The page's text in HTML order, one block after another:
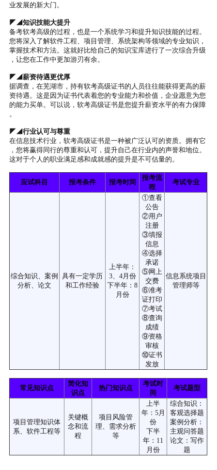
业发展的新大门。
◤◢知识技能大提升
备考软考高级的过程，也是一个系统学习和提升知识技能的过程。
您将深入了解软件工程、项目管理、系统架构等领域的专业知识，
掌握技术和方法。这就好比给自己的知识宝库进行了一次综合升级
，让您在工作中更加游刃有余。
◤◢薪资待遇更优厚
据调查，在芜湖市，持有软考高级证书的人员往往能获得更高的薪
资待遇。这是因为证书代表着您的专业能力和价值，企业愿意为您
的能力买单。可以说，软考高级证书是您提升薪资水平的有力保障
。
◤◢行业认可与尊重
在信息技术行业，软考高级证书是一种被广泛认可的资质。拥有它
，您将赢得同行的尊重和认可，提升自己在行业内的声誉和地位。
这对于个人的职业满足感和成就感的提升是不可估量的。
应试科目 报考条件 报考时间
报考流
程
考试专业
综合知识、案例
分析、论文
具有一定学历
和工作经验
上半年：
3、4月份
下半年：8
月份
①查看
公告
②用户
注册
③填报
信息
④选择
承诺
⑤网上
交费
⑥准考
证打印
⑦考试
⑧查询
成绩
⑨资格
审核
⑩证书
发放
信息系统项目
管理师等
常见知识点
简化知
识点
热门知识点
考试时
间
考试题型
项目管理知识体
系、软件工程等
关键概
念和流
程
项目风险管
理、需求分析
等
上半
年：5月
份
下半
年：11
月份
综合知识：
客观选择题
案例分析：
主观问答题
论文：写作
题